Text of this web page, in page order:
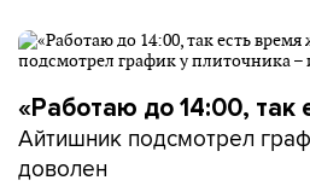
«Работаю до 14:00, так
Айтишник подсмотрел
доволен